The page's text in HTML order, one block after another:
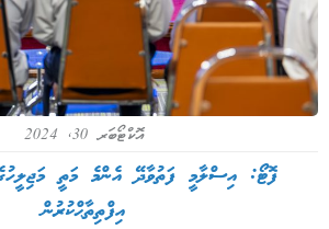
އޮކްޓޯބަރ 30, 2024
ފޮޓޯ: އިސްލާމީ ފަތުވާދޭ އެންމެ މަތީ
އިފްތިތާޙްކުރުން